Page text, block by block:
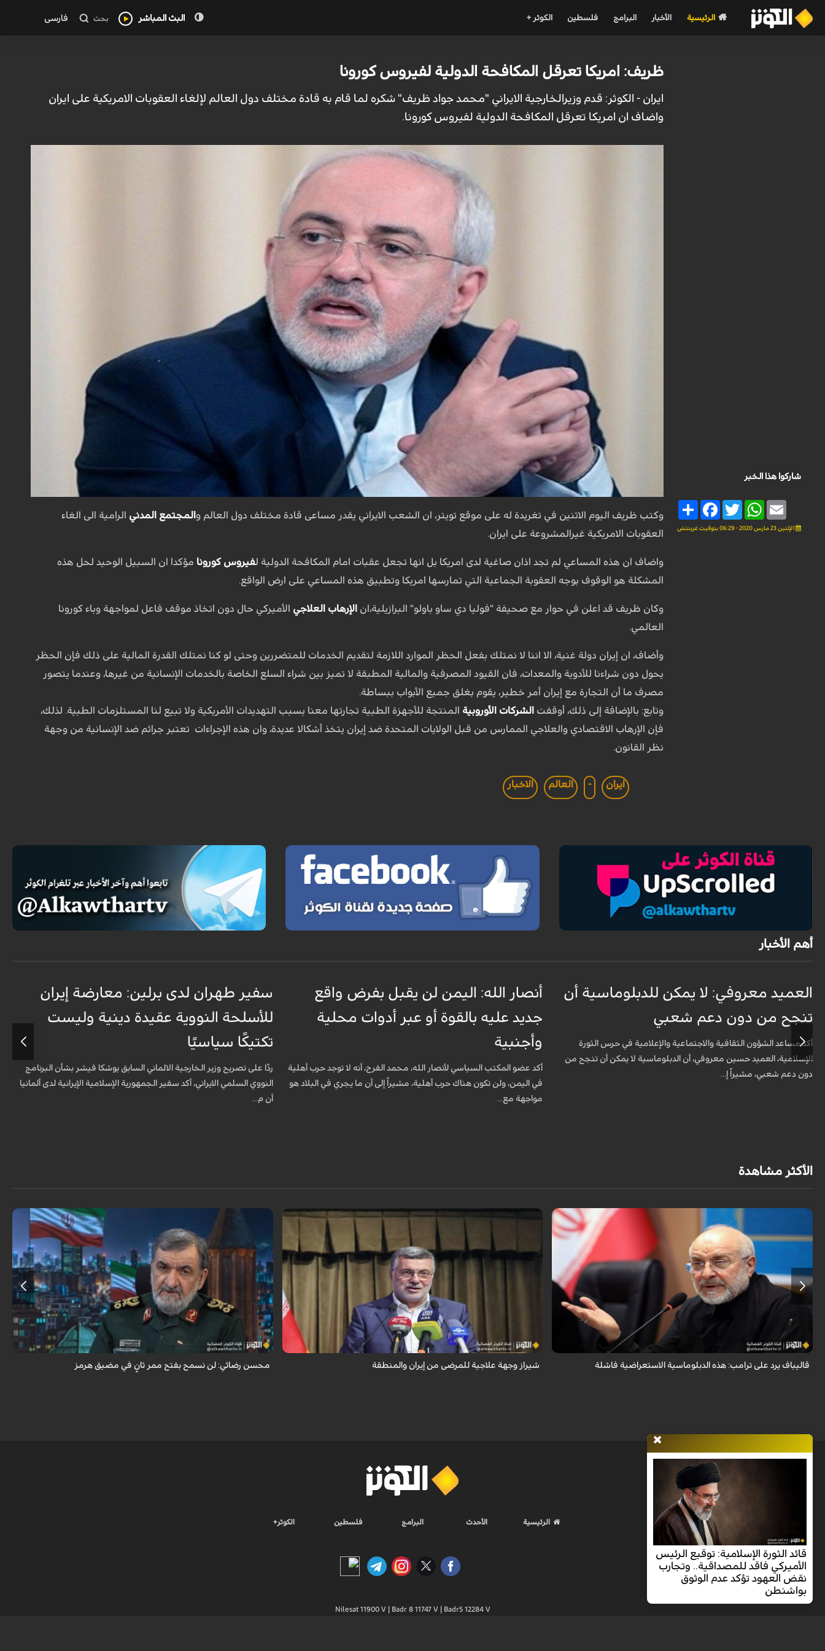
الرئيسية الأخبار البرامج فلسطين الكوثر + البث المباشر بحث فارسی
شاركوا هذا الخبر
Share
FacebookTwitter
WhatsAppEmail
الإثنين 23 مارس 2020 - 06:29 بتوقيت غرينتش
ظريف: امريكا تعرقل المكافحة الدولية لفيروس كورونا
ايران - الكوثر: قدم وزيرالخارجية الايراني "محمد جواد ظريف" شكره لما قام به قادة مختلف دول العالم لإلغاء العقوبات الامريكية علی ايران
واضاف ان امريكا تعرقل المكافحة الدولية لفيروس كورونا.
وكتب ظريف اليوم الاثنين في تغریدة له علی موقع تويتر، ان الشعب الايراني يقدر مساعی قادة مختلف دول العالم و المجتمع المدني الرامیة الی الغاء
العقوبات الامريكية غيرالمشروعة علی ايران.
واضاف ان هذه المساعي لم تجد اذان صاغية لدی امريكا بل انها تجعل عقبات امام المكافحة الدولية لفيروس كورونا مؤكدا ان السبيل الوحيد لحل هذه
المشكلة هو الوقوف بوجه العقوبة الجماعية التي تمارسها امریکا وتطبيق هذه المساعي علی ارض الواقع.
وكان ظريف قد اعلن في حوار مع صحيفة "فوليا دي ساو باولو" البرازيلية،ان الإرهاب العلاجي الأميركي حال دون اتخاذ موقف فاعل لمواجهة وباء كورونا
العالمي.
وأضاف، ان إيران دولة غنية، الا اننا لا نمتلك بفعل الحظر الموارد اللازمة لتقديم الخدمات للمتضررين وحتى لو كنا نمتلك القدرة المالية على ذلك فإن الحظر
يحول دون شراءنا للأدوية والمعدات، فان القيود المصرفية والمالية المطبقة لا تميز بين شراء السلع الخاصة بالخدمات الإنسانية من غيرها، وعندما يتصور
مصرف ما أن التجارة مع إيران أمر خطير، يقوم بغلق جميع الأبواب ببساطة.
وتابع: بالإضافة إلى ذلك، أوقفت الشركات الأوروبية المنتجة للأجهزة الطبية تجارتها معنا بسبب التهديدات الأمريكية ولا تبيع لنا المستلزمات الطبية. لذلك،
فإن الإرهاب الاقتصادي والعلاجي الممارس من قبل الولايات المتحدة ضد إيران يتخذ أشكالا عديدة، وان هذه الإجراءات تعتبر جرائم ضد الإنسانية من وجهة
نظر القانون.
ايران - العالم الاخبار
أهم الأخبار
العميد معروفي: لا يمكن للدبلوماسية أن
تنجح من دون دعم شعبي
أكد مساعد الشؤون الثقافية والاجتماعية والإعلامية في حرس الثورة
الإسلامية، العميد حسين معروفي، أن الدبلوماسية لا يمكن أن تنجح من
دون دعم شعبي، مشيراً إ...
أنصار الله: اليمن لن يقبل بفرض واقع
جديد عليه بالقوة أو عبر أدوات محلية
وأجنبية
أكد عضو المكتب السياسي لأنصار الله، محمد الفرح، أنه لا توجد حرب أهلية
في اليمن، ولن تكون هناك حرب أهلية، مشيراً إلى أن ما يجري في البلاد هو
مواجهة مع...
سفير طهران لدى برلين: معارضة إيران
للأسلحة النووية عقيدة دينية وليست
تكتيكًا سياسيًا
ردًا على تصريح وزير الخارجية الالماني السابق يوشكا فيشر بشأن البرنامج
النووي السلمي الايراني، أكد سفير الجمهورية الإسلامية الإيرانية لدى ألمانيا
أن م...
الأكثر مشاهدة
أكد رئيس مجلس الشورى الإسلامي الإيراني أن التصريحات الاستعراضية
والتهديدات المتكررة لم تعد تُجدي نفعاً، واصفاً إياها بالدبلوماسية الفاشلة.
قاليباف يرد على ترامب: هذه الدبلوماسية الاستعراضية فاشلة
تُعدّ المراكز العلاجية في شيراز، بدعم من كفاءاتها المتخصّصة وتقنياتها الحديثة،
وجهةً للمرضى من داخل إيران وخارجها.
شيراز وجهة علاجية للمرضى من إيران والمنطقة
أكد اللواء محسن رضائي أن إيران لن تسمح بفتح ممر ثانٍ في مضيق هرمز.
محسن رضائي: لن نسمح بفتح ممر ثانٍ في مضيق هرمز
قائد الثورة الإسلامية: توقيع الرئيس
الأميركي فاقد للمصداقية.. وتجارب
نقض العهود تؤكد عدم الوثوق
بواشنطن
الرئيسية الأحدث البرامج فلسطين الكوثر+
Nilesat 11900 V | Badr 8 11747 V | Badr5 12284 V